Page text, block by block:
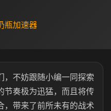
瓶加速器
，不妨跟随小编一同探索
节奏极为迅猛，而且将传
，带来了前所未有的战术